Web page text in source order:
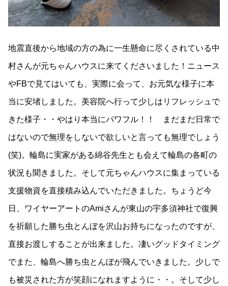
地震直後から地域の方の為に一生懸命に尽くされている中
村さんが元ちゃんハウスに来てくださいました！ニュース
やFBで見てはいても、実際に会って、お元気な様子に本
当に安堵しました。美容院へ行って少しはリフレッシュで
きた様子・・やはり本当にパワフル！！ まだまだ日常で
はないので無理をしないで欲しいと言っても無理でしょう
(笑)。輪島に実家がある綿谷先生とも会えて輪島の各町の
状況も聞きました。そして元ちゃんハウスに集まっている
支援物資を直接積み込んでいただきました。ちょうど今
日、ワイヤーアートのAmiさんが東山の宇多須神社で復興
を祈願した勝ち虫とんぼを沢山お持ちになったのですが、
直接お渡しすることが出来ました。凄いグッドタイミング
でまた、輪島へ勝ち虫とんぼが飛んでいきました。少しで
も被災された方が笑顔になれますように・・。そして少し